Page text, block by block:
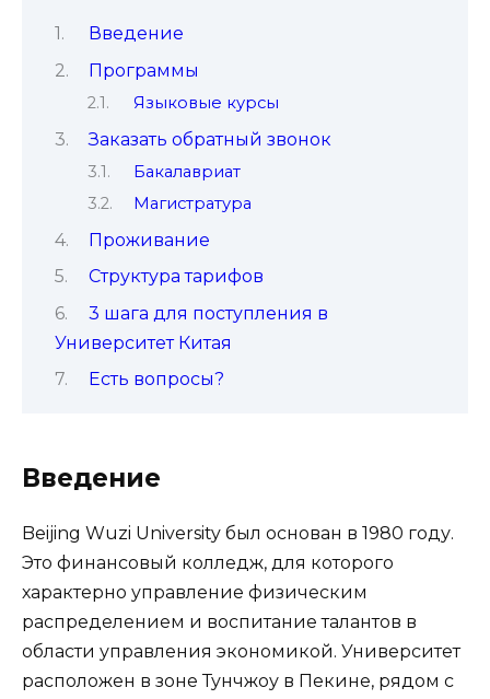
Введение
Программы
Языковые курсы
Заказать обратный звонок
Бакалавриат
Магистратура
Проживание
Структура тарифов
3 шага для поступления в
Университет Китая
Есть вопросы?
Введение
Beijing Wuzi University был основан в 1980 году.
Это финансовый колледж, для которого
характерно управление физическим
распределением и воспитание талантов в
области управления экономикой. Университет
расположен в зоне Тунчжоу в Пекине, рядом с